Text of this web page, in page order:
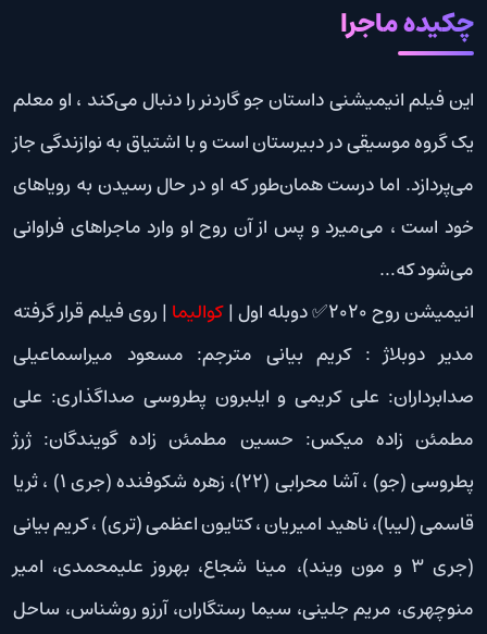
چکیده ماجرا
این فیلم انیمیشنی داستان جو گاردنر را دنبال می‌کند ، او معلم
یک گروه موسیقی در دبیرستان است و با اشتیاق به نوازندگی جاز
می‌پردازد. اما درست همان‌طور که او در حال رسیدن به رویاهای
خود است ، می‌میرد و پس از آن روح او وارد ماجراهای فراوانی
می‌شود که…
انیمیشن روح 2020✅ دوبله اول |
کوالیما | روی فیلم قرار گرفته
مدیر دوبلاژ : کریم بیانی مترجم: مسعود میراسماعیلی
صدابرداران: علی کریمی و ایلبرون پطروسی صداگذاری: علی
مطمئن زاده میکس: حسین مطمئن زاده گویندگان: ژرژ
پطروسی (جو) ، آشا محرابی (22)، زهره شکوفنده (جری 1) ، ثریا
قاسمی (لیبا)، ناهید امیریان ، کتایون اعظمی (تری) ، کریم بیانی
(جری 3 و مون ویند)، مینا شجاع، بهروز علیمحمدی، امیر
منوچهری، مریم جلینی، سیما رستگاران، آرزو روشناس، ساحل